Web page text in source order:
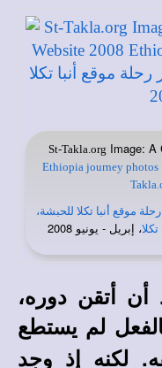
St-Takla.org Image: A
Ethiopia journey photos
موقع أنبا تكلا للحبشة،
تكلا، إبريل - يونيو 2008
أن أتقن دوره،
لم يستطع
لكنه إذ وجد